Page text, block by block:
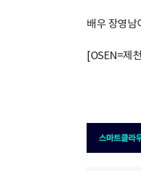
배우 장영남
[OSEN=제